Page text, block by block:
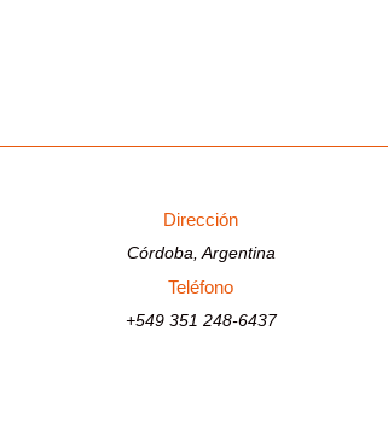
Dirección
Córdoba, Argentina
Teléfono
+549 351 248-6437